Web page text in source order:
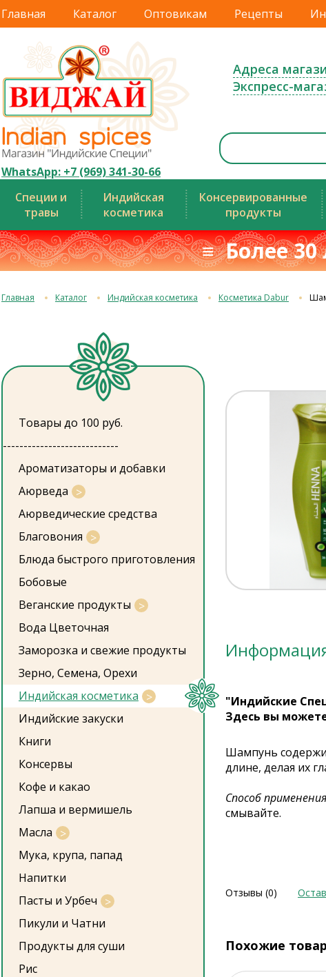
Главная Каталог Оптовикам Рецепты
WhatsApp: +7 (969) 341-30-66
Адреса
Экспресс-
Специи и
травы
Индийская
косметика
Консервированные
продукты
≡ Более
Главная Каталог Индийская косметика Косметика Dabur
Товары до 100 руб.
----------------------------
Ароматизаторы и добавки
Аюрведа
Аюрведические средства
Благовония
Блюда быстрого приготовления
Бобовые
Веганские продукты
Вода Цветочная
Заморозка и свежие продукты
Зерно, Семена, Орехи
Индийская косметика
Индийские закуски
Книги
Консервы
Кофе и какао
Лапша и вермишель
Масла
Мука, крупа, папад
Напитки
Пасты и Урбеч
Пикули и Чатни
Продукты для суши
Рис
"Индийские
Здесь вы
Шампунь
длине, делая их
Способ
смывайте.
Отзывы (0)
Похожие